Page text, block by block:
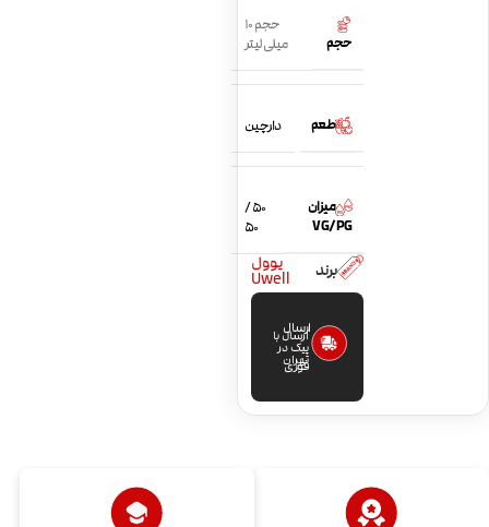
حجم
حجم 10
میلی لیتر
طعم دارچین
میزان
VG/PG
50 /
50
برند یوول
Uwell
ارسال
فوری
ارسال با
پیک در
تهران